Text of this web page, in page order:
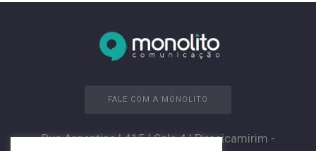
FALE COM A MONOLITO
Rua Argentina | 415 | Sala 4 | Piracicamirim -